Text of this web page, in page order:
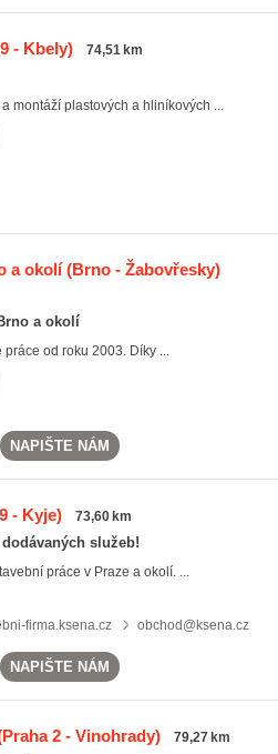
- Kbely) 74,51 km
montáží plastových a hliníkových ...
a okolí(Brno - Žabovřesky)
a okolí
od roku 2003. Díky ...
NAPIŠTE NÁM
- Kyje) 73,60 km
služeb!
práce v Praze a okolí. ...
firma.ksena.cz obchod@ksena.cz
NAPIŠTE NÁM
2 - Vinohrady) 79,27 km